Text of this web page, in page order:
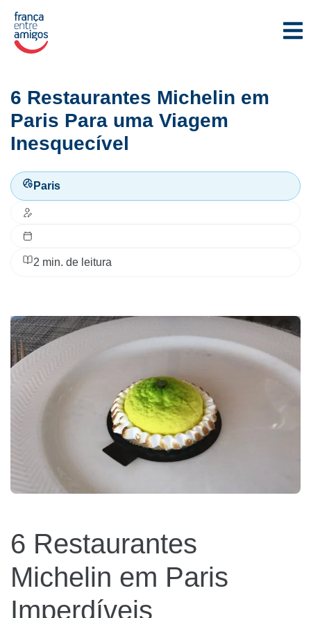
6 Restaurantes Michelin em
Paris Para uma Viagem
Inesquecível
Paris
2 min. de leitura
6 Restaurantes
Michelin em Paris
Imperdíveis